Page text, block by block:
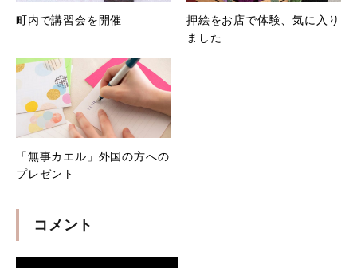
町内で講習会を開催
押絵をお店で体験、気に入り
ました
「無事カエル」外国の方への
プレゼント
コメント